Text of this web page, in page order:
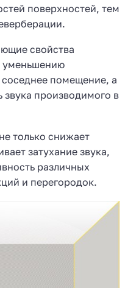
поверхностей, тем
свойства
уменьшению
помещение, а
производимого в
только снижает
затухание звука,
различных
и перегородок.